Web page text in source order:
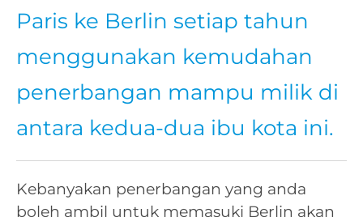
Paris ke Berlin setiap tahun
menggunakan kemudahan
penerbangan mampu milik di
antara kedua-dua ibu kota ini.
Kebanyakan penerbangan yang anda
boleh ambil untuk memasuki Berlin akan